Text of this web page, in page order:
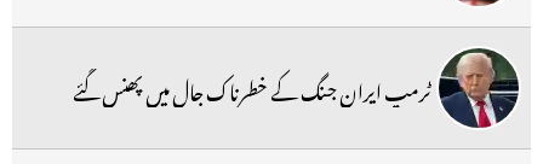
ٹرمپ ایران جنگ کے خطرناک جال میں پھنس گئے